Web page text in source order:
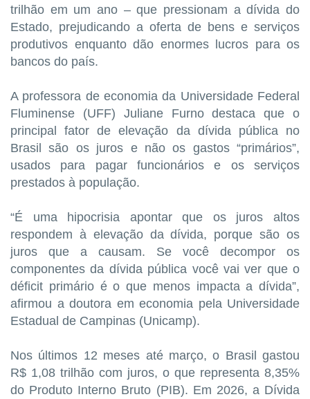
trilhão em um ano – que pressionam a dívida do
Estado, prejudicando a oferta de bens e serviços
produtivos enquanto dão enormes lucros para os
bancos do país.
A professora de economia da Universidade Federal
Fluminense (UFF) Juliane Furno destaca que o
principal fator de elevação da dívida pública no
Brasil são os juros e não os gastos “primários”,
usados para pagar funcionários e os serviços
prestados à população.
“É uma hipocrisia apontar que os juros altos
respondem à elevação da dívida, porque são os
juros que a causam. Se você decompor os
componentes da dívida pública você vai ver que o
déficit primário é o que menos impacta a dívida”,
afirmou a doutora em economia pela Universidade
Estadual de Campinas (Unicamp).
Nos últimos 12 meses até março, o Brasil gastou
R$ 1,08 trilhão com juros, o que representa 8,35%
do Produto Interno Bruto (PIB). Em 2026, a Dívida